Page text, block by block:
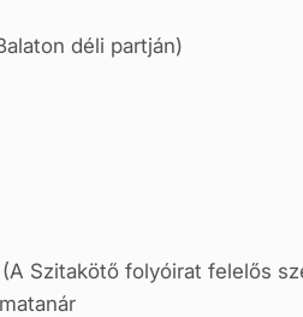
déli partján)
Szitakötő folyóirat felelős